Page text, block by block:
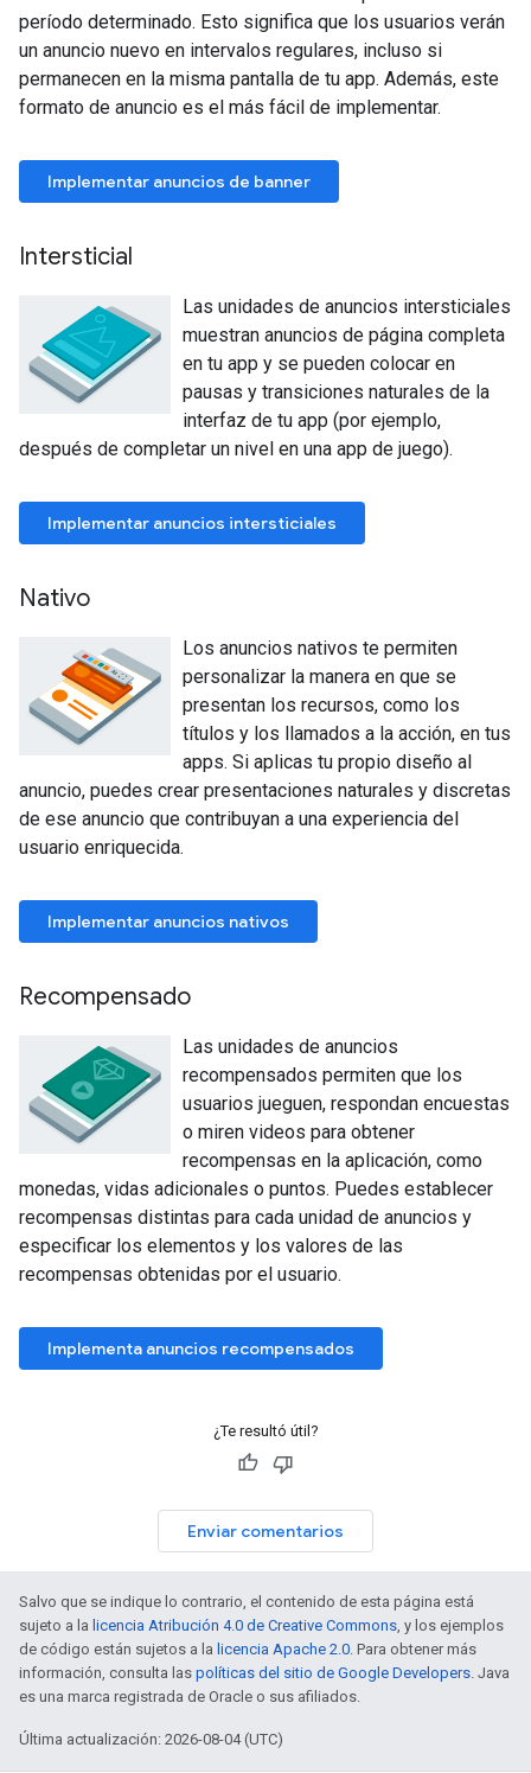
período determinado. Esto significa que los usuarios verán
un anuncio nuevo en intervalos regulares, incluso si
permanecen en la misma pantalla de tu app. Además, este
formato de anuncio es el más fácil de implementar.
Implementar anuncios de banner
Intersticial
Las unidades de anuncios intersticiales
muestran anuncios de página completa
en tu app y se pueden colocar en
pausas y transiciones naturales de la
interfaz de tu app (por ejemplo,
después de completar un nivel en una app de juego).
Implementar anuncios intersticiales
Nativo
Los anuncios nativos te permiten
personalizar la manera en que se
presentan los recursos, como los
títulos y los llamados a la acción, en tus
apps. Si aplicas tu propio diseño al
anuncio, puedes crear presentaciones naturales y discretas
de ese anuncio que contribuyan a una experiencia del
usuario enriquecida.
Implementar anuncios nativos
Recompensado
Las unidades de anuncios
recompensados permiten que los
usuarios jueguen, respondan encuestas
o miren videos para obtener
recompensas en la aplicación, como
monedas, vidas adicionales o puntos. Puedes establecer
recompensas distintas para cada unidad de anuncios y
especificar los elementos y los valores de las
recompensas obtenidas por el usuario.
Implementa anuncios recompensados
¿Te resultó útil?
Enviar comentarios
Salvo que se indique lo contrario, el contenido de esta página está
sujeto a la licencia Atribución 4.0 de Creative Commons , y los ejemplos
de código están sujetos a la licencia Apache 2.0 . Para obtener más
información, consulta las políticas del sitio de Google Developers . Java
es una marca registrada de Oracle o sus afiliados.
Última actualización: 2026-08-04 (UTC)